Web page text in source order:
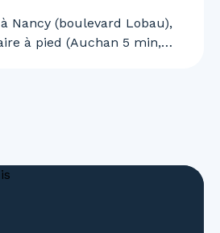
Nancy (boulevard Lobau),
à pied (Auchan 5 min,
de 15 m² avec balcon,